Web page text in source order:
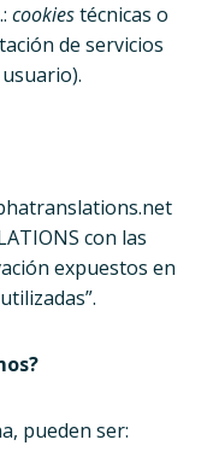
cookiestécnicas o
de servicios
con las
expuestos en
utilizadas”.
pueden ser: